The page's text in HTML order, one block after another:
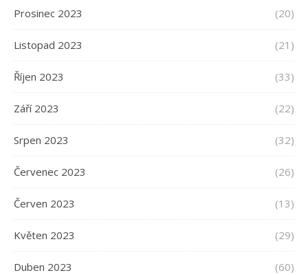
Prosinec 2023 (20)
Listopad 2023 (21)
Říjen 2023 (33)
Září 2023 (22)
Srpen 2023 (32)
Červenec 2023 (26)
Červen 2023 (13)
Květen 2023 (29)
Duben 2023 (60)